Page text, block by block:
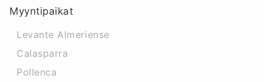
Myyntipaikat
Levante Almeriense
Calasparra
Pollenca